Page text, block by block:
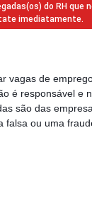
do RH
imediatamente.
vagas de
é responsável e
são das
ou uma